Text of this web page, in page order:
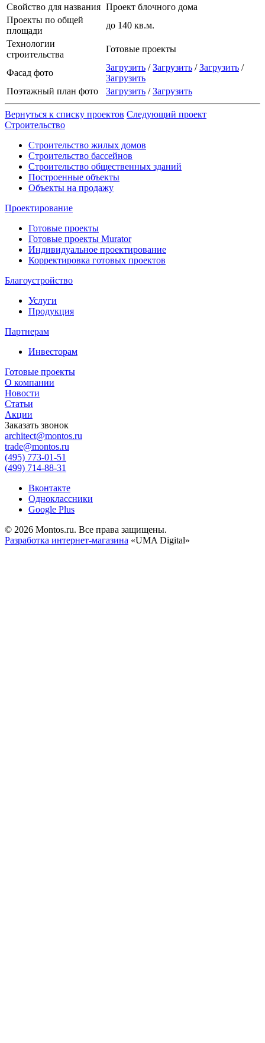
Свойство для названия Проект блочного дома
Проекты по общей
площади
до 140 кв.м.
Технологии
строительства
Готовые проекты
Фасад фото
Загрузить /Загрузить /Загрузить /
Загрузить
Поэтажный план фото
Загрузить /Загрузить
Вернуться к списку проектов Следующий проект
Строительство
Строительство жилых домов
Строительство бассейнов
Строительство общественных зданий
Построенные объекты
Объекты на продажу
Проектирование
Готовые проекты
Готовые проекты Murator
Индивидуальное проектирование
Корректировка готовых проектов
Благоустройство
Услуги
Продукция
Партнерам
Инвесторам
Готовые проекты
О компании
Новости
Статьи
Акции
Заказать звонок
architect@montos.ru
trade@montos.ru
(495) 773-01-51
(499) 714-88-31
Вконтакте
Одноклассники
Google Plus
© 2026 Montos.ru. Все права защищены.
Разработка интернет-магазина «UMA Digital»